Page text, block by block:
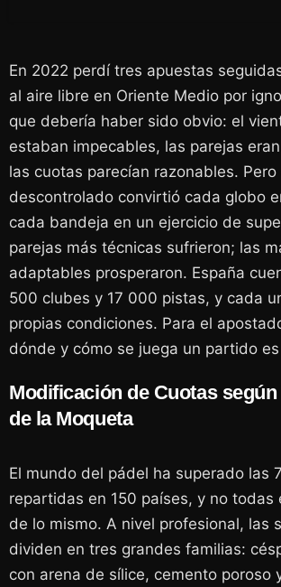
En 2022 perdí tres apuestas
al aire libre en Oriente Medio por
que debería haber sido obvio: el
estaban impecables, las parejas
las cuotas parecían razonables.
descontrolado convirtió cada globo
cada bandeja en un ejercicio de
parejas más técnicas sufrieron; las
adaptables prosperaron. España
500 clubes y 17 000 pistas, y cada
propias condiciones. Para el
dónde y cómo se juega un partido
Modificación de Cuotas
de la Moqueta
El mundo del pádel ha superado las
repartidas en 150 países, y no todas
de lo mismo. A nivel profesional, las
dividen en tres grandes familias:
con arena de sílice, cemento poroso